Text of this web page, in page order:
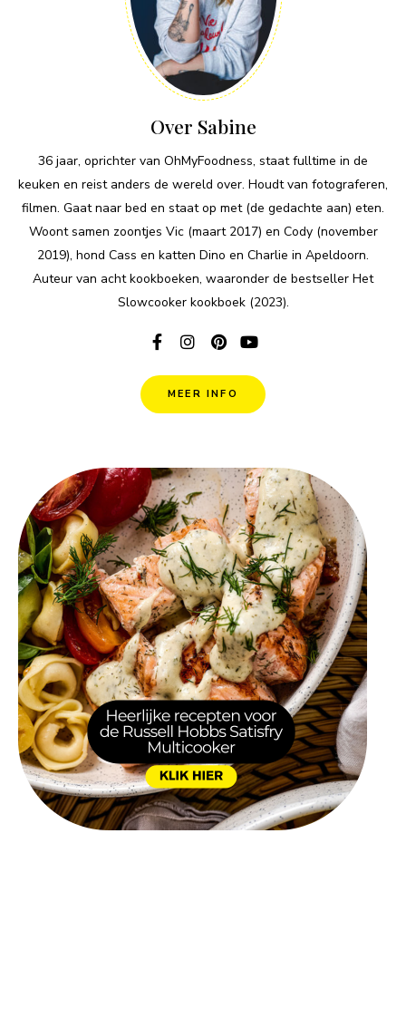
Over Sabine
36 jaar, oprichter van OhMyFoodness, staat fulltime in de
keuken en reist anders de wereld over. Houdt van fotograferen,
filmen. Gaat naar bed en staat op met (de gedachte aan) eten.
Woont samen zoontjes Vic (maart 2017) en Cody (november
2019), hond Cass en katten Dino en Charlie in Apeldoorn.
Auteur van acht kookboeken, waaronder de bestseller Het
Slowcooker kookboek (2023).
MEER INFO